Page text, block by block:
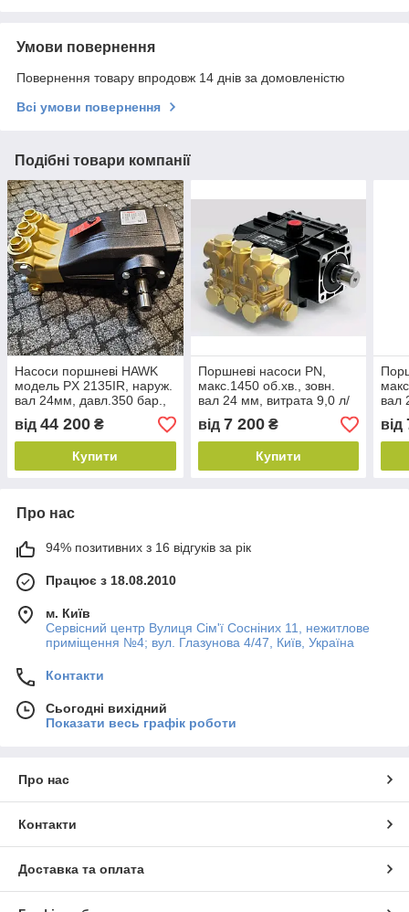
Умови повернення
Повернення товару впродовж 14 днів за домовленістю
Всі умови повернення
Подібні товари компанії
Насоси поршневі HAWK
модель PX 2135IR, наруж.
вал 24мм, давл.350 бар.,
1450 об/хв., Потік 21,0л/
хв.
від 44 200 ₴
Купити
Поршневі насоси PN,
макс.1450 об.хв., зовн.
вал 24 мм, витрата 9,0 л/
хв, тиск 170 бар. MAX
мощ.3,9л.с.
від 7 200₴
Купити
вал
хв,
від
Про нас
94% позитивних з 16 відгуків за рік
Працює з 18.08.2010
м. Київ
Сервісний центр Вулиця Сім'ї Сосніних 11, нежитлове
приміщення №4; вул. Глазунова 4/47, Київ, Україна
Контакти
Сьогодні вихідний
Показати весь графік роботи
Про нас
Контакти
Доставка та оплата